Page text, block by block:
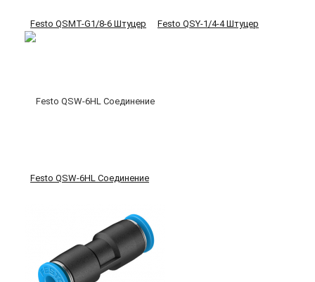
Festo QSMT-G1/8-6 Штуцер Festo QSY-1/4-4 Штуцер
Festo QSW-6HL Соединение